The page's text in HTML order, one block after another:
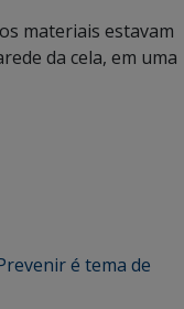
materiais estavam
da cela, em uma
é tema de